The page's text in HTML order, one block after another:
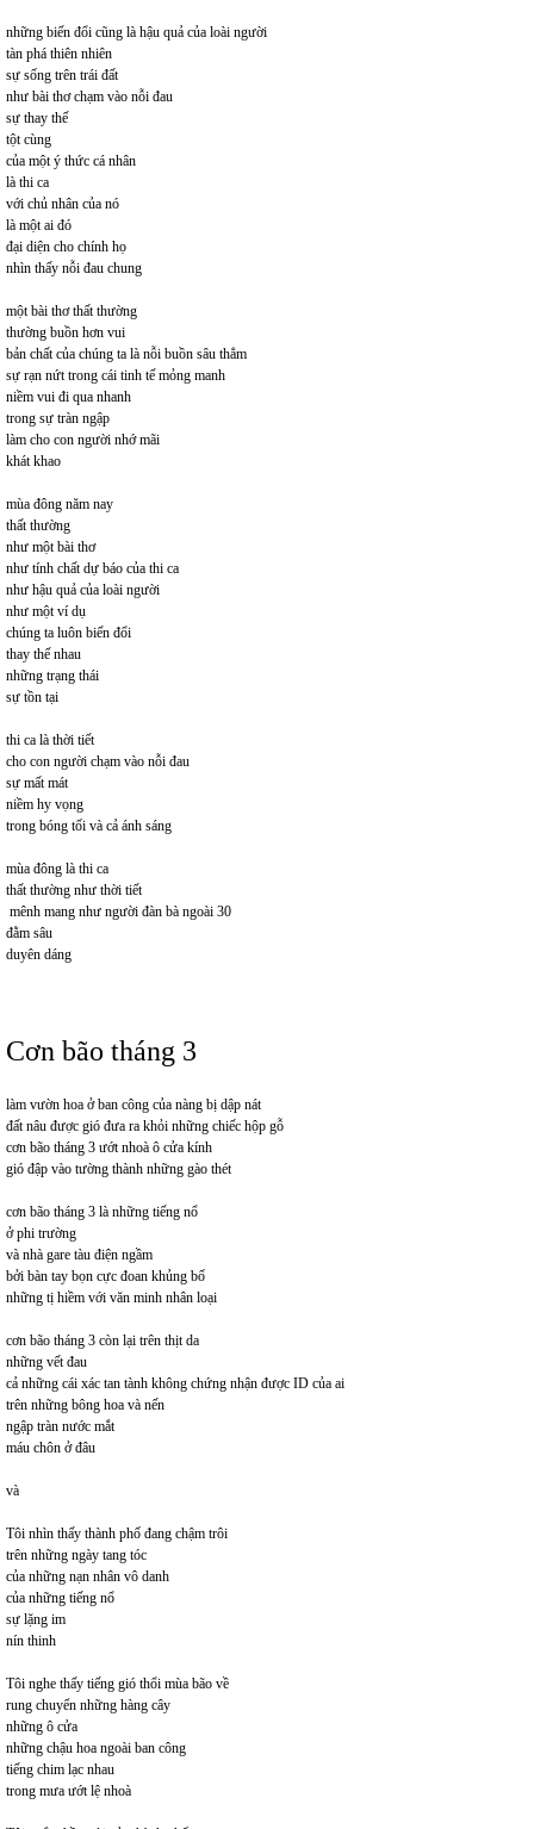
những biến đổi cũng là hậu quả của loài người
tàn phá thiên nhiên
sự sống trên trái đất
như bài thơ chạm vào nỗi đau
sự thay thế
tột cùng
của một ý thức cá nhân
là thi ca
với chủ nhân của nó
là một ai đó
đại diện cho chính họ
nhìn thấy nỗi đau chung
một bài thơ thất thường
thường buồn hơn vui
bản chất của chúng ta là nỗi buồn sâu thẳm
sự rạn nứt trong cái tinh tế mỏng manh
niềm vui đi qua nhanh
trong sự tràn ngập
làm cho con người nhớ mãi
khát khao
mùa đông năm nay
thất thường
như một bài thơ
như tính chất dự báo của thi ca
như hậu quả của loài người
như một ví dụ
chúng ta luôn biến đổi
thay thế nhau
những trạng thái
sự tồn tại
thi ca là thời tiết
cho con người chạm vào nỗi đau
sự mất mát
niềm hy vọng
trong bóng tối và cả ánh sáng
mùa đông là thi ca
thất thường như thời tiết
mênh mang như người đàn bà ngoài 30
đằm sâu
duyên dáng
Cơn bão tháng 3
làm vườn hoa ở ban công của nàng bị dập nát
đất nâu được gió đưa ra khỏi những chiếc hộp gỗ
cơn bão tháng 3 ướt nhoà ô cửa kính
gió đập vào tường thành những gào thét
cơn bão tháng 3 là những tiếng nổ
ở phi trường
và nhà gare tàu điện ngầm
bởi bàn tay bọn cực đoan khủng bố
những tị hiềm với văn minh nhân loại
cơn bão tháng 3 còn lại trên thịt da
những vết đau
cả những cái xác tan tành không chứng nhận được ID của ai
trên những bông hoa và nến
ngập tràn nước mắt
máu chôn ở đâu
và
Tôi nhìn thấy thành phố đang chậm trôi
trên những ngày tang tóc
của những nạn nhân vô danh
của những tiếng nổ
sự lặng im
nín thinh
Tôi nghe thấy tiếng gió thổi mùa bão về
rung chuyển những hàng cây
những ô cửa
những chậu hoa ngoài ban công
tiếng chim lạc nhau
trong mưa ướt lệ nhoà